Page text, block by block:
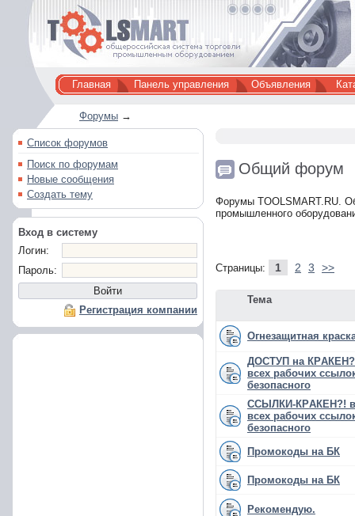
Главная Панель управления Объявления
Форумы →
Список форумов
Поиск по форумам
Новые сообщения
Создать тему
Вход в систему
Логин:
Пароль:
Регистрация компании
Общий форум
Форумы TOOLSMART.RU.
промышленного
Страницы: 1 2 3 >>
Тема
Огнезащитная
ДОСТУП на
всех рабочих
безопасного
ССЫЛКИ-КРAКЕН?! в
всех рабочих
безопасного
Промокоды на БК
Промокоды на БК
Рекомендую.